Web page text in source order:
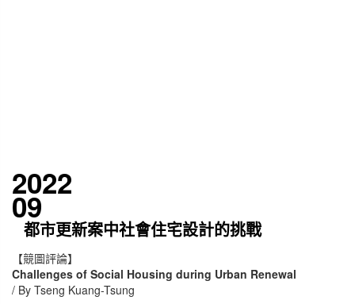
2022
09
都市更新案中社會住宅設計的挑戰
【競圖評論】
Challenges of Social Housing during Urban Renewal
/ By Tseng Kuang-Tsung